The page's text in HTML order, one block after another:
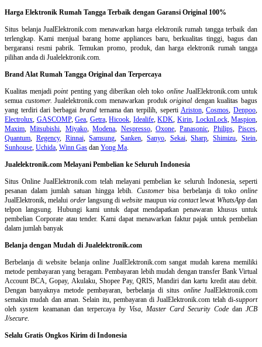
Harga Elektronik Rumah Tangga Terbaik dengan Garansi Original 100%
Situs belanjaJualElektronik.com menawarkan harga elektronik rumah tangga terbaik dan
terlengkap. Kami menjual barang home appliances baru, berkualitas tinggi, bagus dan
bergaransi resmi pabrik. Temukan promo, produk, dan harga elektronik rumah tangga
pilihan anda di Jualelektronik.com.
Brand Alat Rumah Tangga Original dan Terpercaya
Kualitas menjadipointpenting yang diberikan oleh toko onlineJualElektronik.com untuk
semua customer. Jualelektronik.com menawarkan produkoriginal dengan kualitas bagus
yang terdiri dari berbagai brandternama dan terpilih, seperti Ariston,Cosmos,Denpoo,
Electrolux, GASCOMP,Gea, Getra,Hicook, Idealife,KDK, Kirin, LocknLock,Maspion,
Maxim,Mitsubishi, Miyako,Modena, Nespresso, Oxone,Panasonic, Philips, Pisces,
Quantum, Regency, Rinnai,Samsung,Sanken, Sanyo, Sekai,Sharp,Shimizu,Stein,
Sunhouse, Uchida, Winn Gas dan Yong Ma.
Jualelektronik.com Melayani Pembelian ke Seluruh Indonesia
Situs Online JualElektronik.com telah melayani pembelian ke seluruh Indonesia, seperti
pesanan dalam jumlah satuan hingga lebih. Customerbisa berbelanja di tokoonline
JualElektronik, melalui orderlangsung diwebsite maupun via contactlewat WhatsAppdan
telpon langsung. Hubungi kami untuk dapat mendapatkan penawaran khusus untuk
pembelian Corporate atau tender. Kami dapat menawarkan faktur pajak untuk pembelian
dalam jumlah banyak
Belanja dengan Mudah di Jualelektronik.com
Berbelanja diwebsite belanja online JualElektronik.com sangat mudah karena memiliki
metode pembayaran yang beragam. Pembayaran lebih mudah dengan transfer Bank Virtual
Account BCA, Gopay, Akulaku, Shopee Pay, QRIS, Mandiri dan kartu kredit atau debit.
Dengan banyaknya metode pembayaran, berbelanja di situs onlineJualElektronik.com
semakin mudah dan aman. Selain itu, pembayaran di JualElektronik.com telah di-support
olehsystem keamanan dan terpercayaby Visa, Master Card Security Codedan JCB
J/secure.
Selalu Gratis Ongkos Kirim di Indonesia